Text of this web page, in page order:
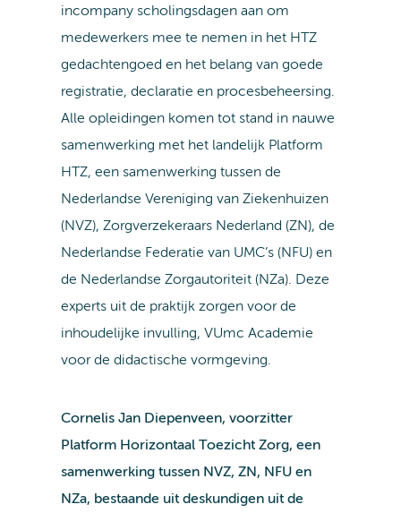
incompany scholingsdagen aan om
medewerkers mee te nemen in het HTZ
gedachtengoed en het belang van goede
registratie, declaratie en procesbeheersing.
Alle opleidingen komen tot stand in nauwe
samenwerking met het landelijk Platform
HTZ, een samenwerking tussen de
Nederlandse Vereniging van Ziekenhuizen
(NVZ), Zorgverzekeraars Nederland (ZN), de
Nederlandse Federatie van UMC’s (NFU) en
de Nederlandse Zorgautoriteit (NZa). Deze
experts uit de praktijk zorgen voor de
inhoudelijke invulling, VUmc Academie
voor de didactische vormgeving.
Cornelis Jan Diepenveen, voorzitter
Platform Horizontaal Toezicht Zorg, een
samenwerking tussen NVZ, ZN, NFU en
NZa, bestaande uit deskundigen uit de